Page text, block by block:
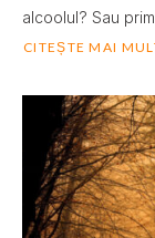
alcoolul? Sau
CITEȘTE MAI